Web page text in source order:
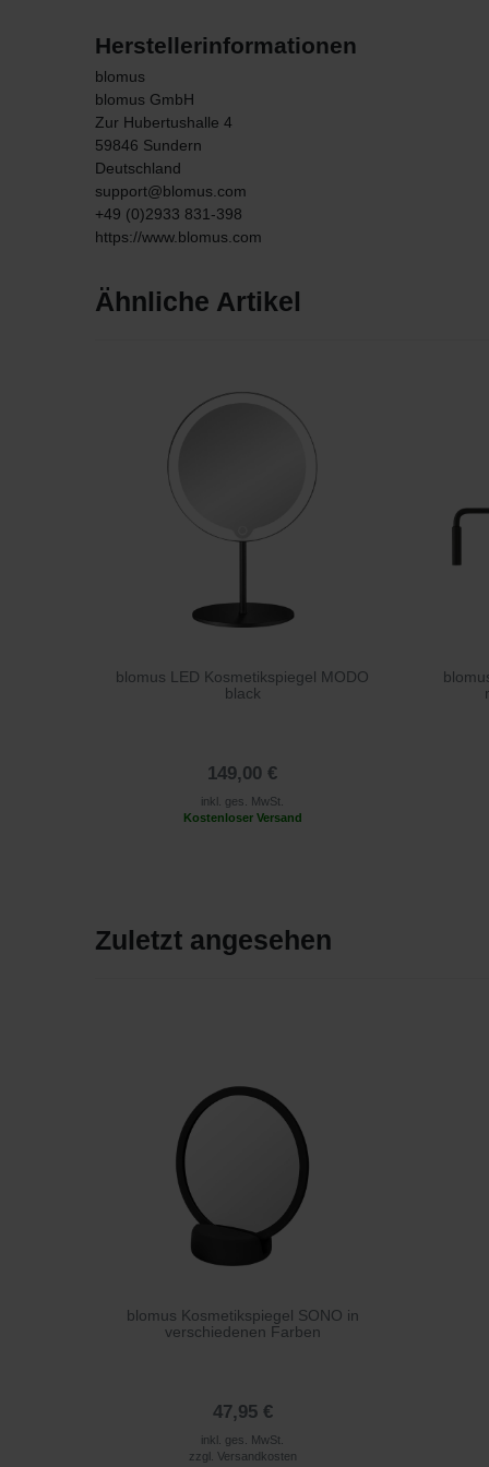
Herstellerinformationen
blomus
blomus GmbH
Zur Hubertushalle 4
59846 Sundern
Deutschland
support@blomus.com
+49 (0)2933 831-398
https://www.blomus.com
Ähnliche Artikel
blomus LED Kosmetikspiegel MODO
black
149,00 €
inkl. ges. MwSt.
Kostenloser Versand
Zuletzt angesehen
blomus Kosmetikspiegel SONO in
verschiedenen Farben
47,95 €
inkl. ges. MwSt.
zzgl. Versandkosten